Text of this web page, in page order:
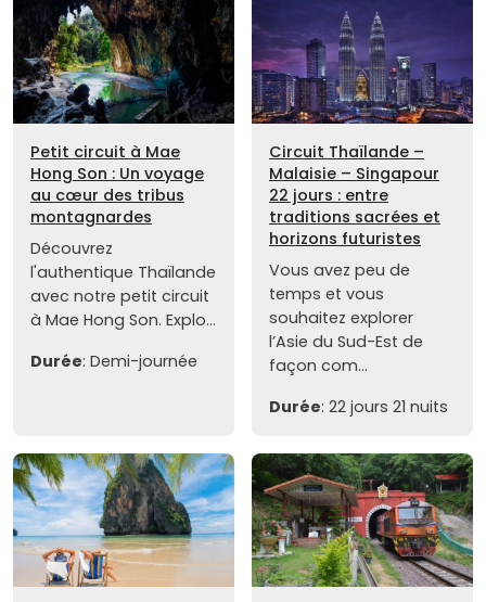
Petit circuit à Mae
Hong Son : Un voyage
au cœur des tribus
montagnardes
Découvrez
l'authentique Thaïlande
avec notre petit circuit
à Mae Hong Son. Explo...
Durée: Demi-journée
Circuit Thaïlande –
Malaisie – Singapour
22 jours : entre
traditions sacrées et
horizons futuristes
Vous avez peu de
temps et vous
souhaitez explorer
l’Asie du Sud-Est de
façon com...
Durée: 22 jours 21 nuits